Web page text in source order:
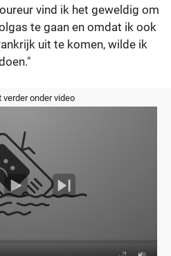
vind ik het geweldig om
te gaan en omdat ik ook
uit te komen, wilde ik
verder onder video